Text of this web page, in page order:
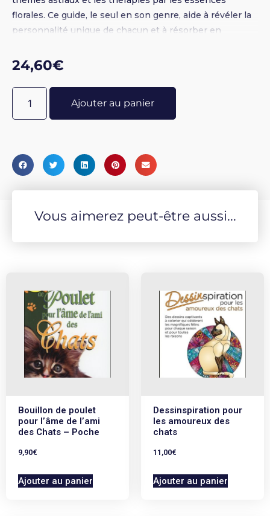
florales. Ce guide, le seul en son genre, aide à révéler la
personnalité unique de chacun et à résorber en
Bach et aux essences californiennes pour atteindre
l’épanouissement.
24,60€
Ajouter au panier
Vous aimerez peut-être aussi...
Bouillon de poulet
pour l’âme de l’ami
des Chats – Poche
9,90€
Ajouter au panier
Dessinspiration pour
les amoureux des
chats
11,00€
Ajouter au panier